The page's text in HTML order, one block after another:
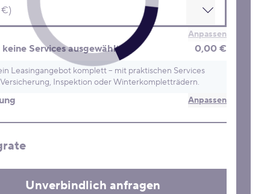
Anpassen
Services ausgewählt 0,00 €
Leasingangebot komplett – mit praktischen Services
Inspektion oder Winterkompletträdern.
Anpassen
Unverbindlich anfragen